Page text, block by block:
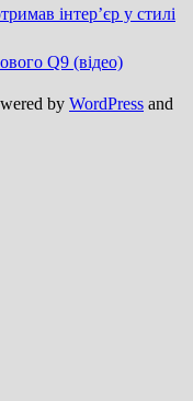
інтер’єр у стилі
Q9 (відео)
by WordPress and